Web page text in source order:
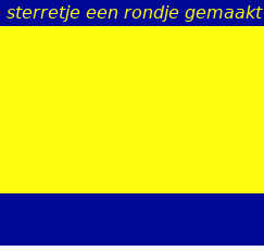
navigationeen rondje